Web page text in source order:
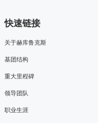
快速链接
关于赫库鲁克斯
基团结构
重大里程碑
领导团队
职业生涯